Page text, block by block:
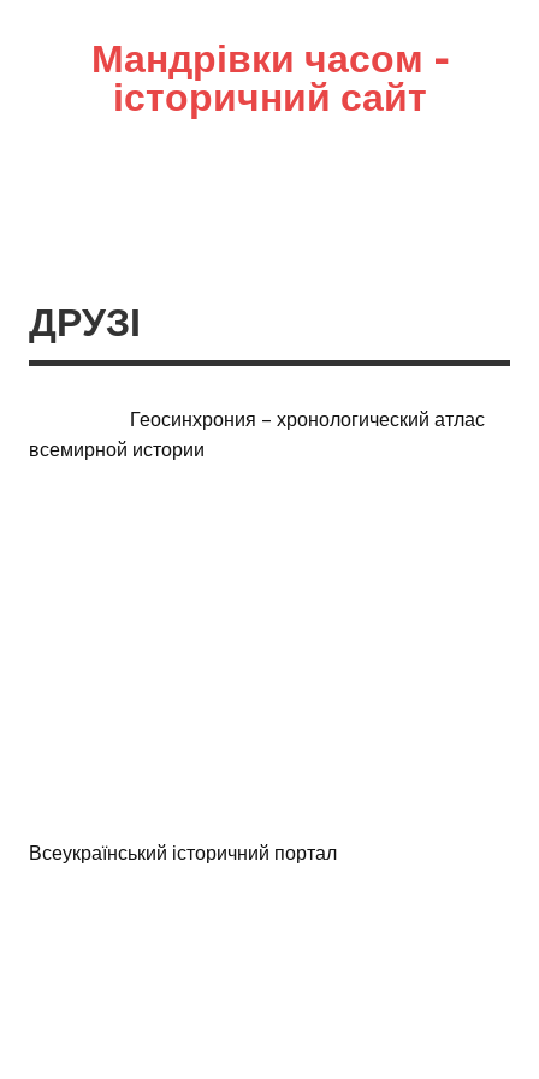
Мандрівки часом –
історичний сайт
ДРУЗІ
Геосинхрония – хронологический атлас
всемирной истории
Всеукраїнський історичний портал